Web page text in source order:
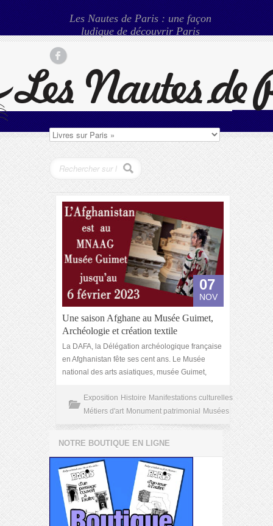
Les Nautes de Paris : une façon
ludique de découvrir Paris
07
NOV
Une saison Afghane au Musée Guimet,
Archéologie et création textile
La DAFA, la Délégation archéologique française
en Afghanistan fête ses cent ans. Le Musée
national des arts asiatiques, musée Guimet,
Exposition Histoire Manifestations culturelles
Métiers d'art Monument patrimonial Musées
NOTRE BOUTIQUE EN LIGNE